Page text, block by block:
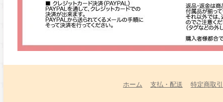
ホーム 支払・配送 特定商取